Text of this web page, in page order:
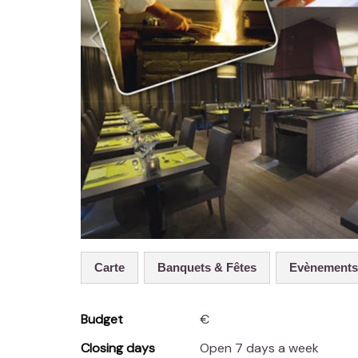
Carte Banquets & Fêtes Evènements
Budget
€
Closing days
Open 7 days a week